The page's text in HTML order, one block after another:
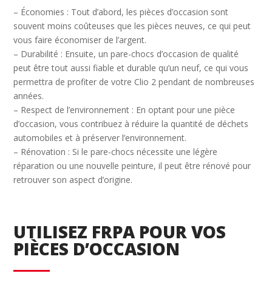
– Économies : Tout d’abord, les pièces d’occasion sont
souvent moins coûteuses que les pièces neuves, ce qui peut
vous faire économiser de l’argent.
– Durabilité : Ensuite, un pare-chocs d’occasion de qualité
peut être tout aussi fiable et durable qu’un neuf, ce qui vous
permettra de profiter de votre Clio 2 pendant de nombreuses
années.
– Respect de l’environnement : En optant pour une pièce
d’occasion, vous contribuez à réduire la quantité de déchets
automobiles et à préserver l’environnement.
– Rénovation : Si le pare-chocs nécessite une légère
réparation ou une nouvelle peinture, il peut être rénové pour
retrouver son aspect d’origine.
UTILISEZ FRPA POUR VOS
PIÈCES D’OCCASION